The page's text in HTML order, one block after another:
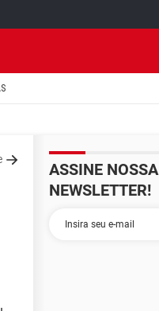
ASSINE NOSSA
NEWSLETTER!